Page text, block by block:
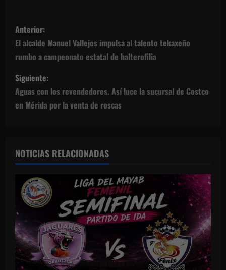
N
a
v
e
g
c
ó
n
d
e
Anterior:
El alcalde Manuel Vallejos impulsa al talento tekaxeño
rumbo a campeonato estatal de halterofilia
Siguiente:
Aguas con los revendedores. Así luce la sucursal de Costco
en Mérida por la venta de roscas
NOTICIAS RELACIONADAS